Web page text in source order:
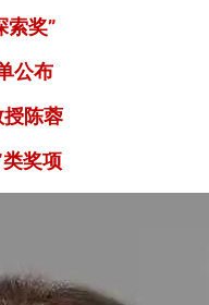
索奖”
公布
陈蓉
奖项